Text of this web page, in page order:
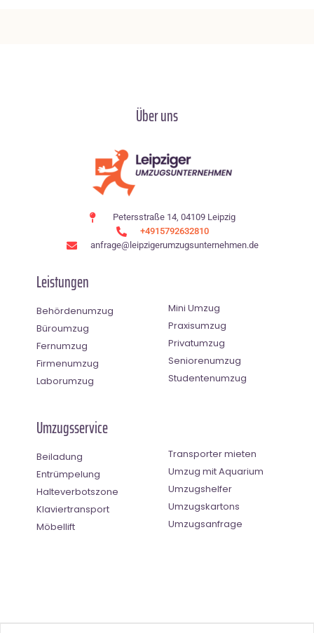
Über uns
Petersstraße 14, 04109 Leipzig
+4915792632810
anfrage@leipzigerumzugsunternehmen.de
Leistungen
Behördenumzug
Büroumzug
Fernumzug
Firmenumzug
Laborumzug
Mini Umzug
Praxisumzug
Privatumzug
Seniorenumzug
Studentenumzug
Umzugsservice
Beiladung
Entrümpelung
Halteverbotszone
Klaviertransport
Möbellift
Transporter mieten
Umzug mit Aquarium
Umzugshelfer
Umzugskartons
Umzugsanfrage